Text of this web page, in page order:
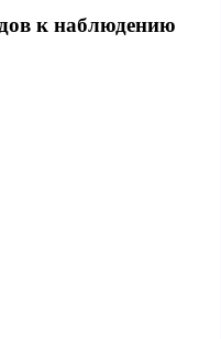
к наблюдению